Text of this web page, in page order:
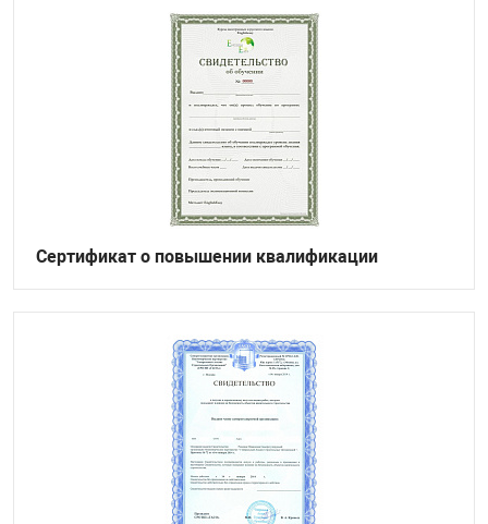
Сертификат о повышении квалификации